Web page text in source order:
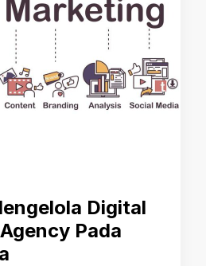
Digital
Pada